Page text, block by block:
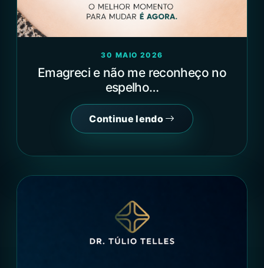
30 MAIO 2026
Emagreci e não me reconheço no
espelho…
Continue lendo